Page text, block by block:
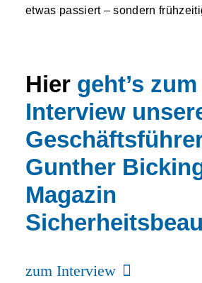
etwas passiert – sondern
Hier geht’s zum
Interview
Gunther
Magazin
zum Interview